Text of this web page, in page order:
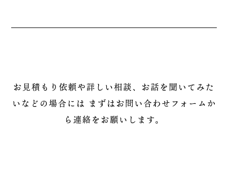
お見積もり依頼や詳しい相談、お話を聞いてみた
いなどの場合には まずはお問い合わせフォームか
ら連絡をお願いします。